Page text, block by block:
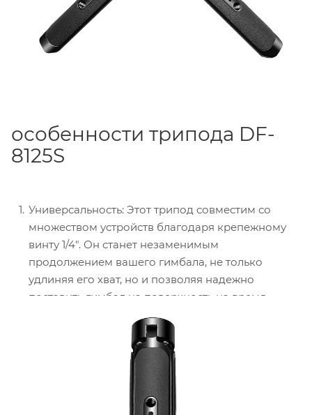
особенности трипода DF-
8125S
Универсальность: Этот трипод совместим со
множеством устройств благодаря крепежному
винту 1/4". Он станет незаменимым
продолжением вашего гимбала, не только
удлиняя его хват, но и позволяя надежно
поставить гимбал на поверхность на время
отдыха. Так же, трипод может использоваться как
подставка для светодиодных трубок,
смартфонов и так далее.
Удобство монтажа: Дополнительные отверстия
1/4" на ножках позволят при необходимости
расширить функционал вашего рига,